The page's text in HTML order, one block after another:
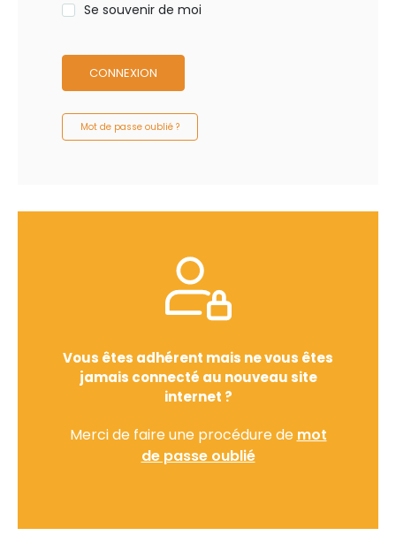
Se souvenir de moi
CONNEXION
Mot de passe oublié ?
Vous êtes adhérent mais ne vous êtes
jamais connecté au nouveau site
internet ?
Merci de faire une procédure de mot
de passe oublié